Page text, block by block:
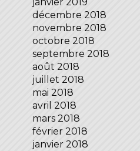
décembre 2018
novembre 2018
octobre 2018
septembre 2018
août 2018
juillet 2018
mai 2018
avril 2018
mars 2018
février 2018
janvier 2018